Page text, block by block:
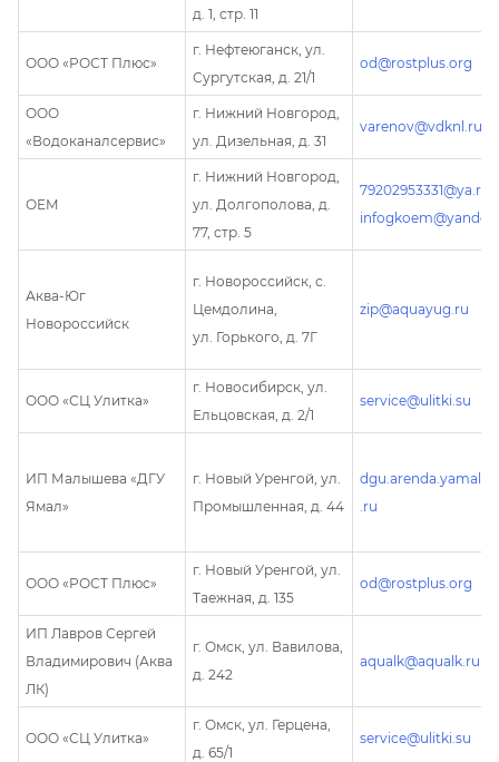
д. 1, стр. 11
ООО «РОСТ Плюс»
г. Нефтеюганск, ул.
Сургутская, д. 21/1
od@rostplus.org
ООО
«Водоканалсервис»
г. Нижний Новгород,
ул. Дизельная, д. 31
varenov@vdknl.ru
ОЕМ
г. Нижний Новгород,
ул. Долгополова, д.
77, стр. 5
79202953331@ya.ru
Аква-Юг
Новороссийск
г. Новороссийск, с.
Цемдолина,
ул. Горького, д. 7Г
zip@aquayug.ru
ООО «СЦ Улитка»
г. Новосибирск, ул.
Ельцовская, д. 2/1
service@ulitki.su
ИП Малышева «ДГУ
Ямал»
г. Новый Уренгой, ул.
Промышленная, д. 44
.ru
ООО «РОСТ Плюс»
г. Новый Уренгой, ул.
Таежная, д. 135
od@rostplus.org
ИП Лавров Сергей
Владимирович (Аква
ЛК)
г. Омск, ул. Вавилова,
д. 242
aqualk@aqualk.ru
ООО «СЦ Улитка»
г. Омск, ул. Герцена,
д. 65/1
service@ulitki.su